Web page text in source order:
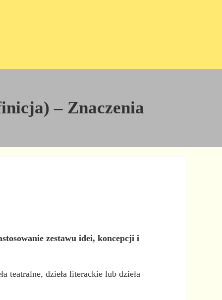
– Znaczenia
zestawu idei, koncepcji i
teatralne, dzieła literackie lub dzieła